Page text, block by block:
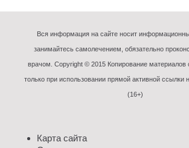
Вся информация на сайте носит
занимайтесь самолечением, обязательно
врачом. Copyright © 2015 Копирование материалов
только при использовании прямой активной ссылки
(16+)
Карта сайта